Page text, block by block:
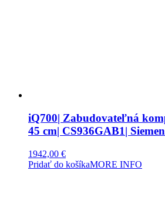
iQ700| Zabudovateľná
45 cm| CS936GAB1|
1942,00 €
Pridať do košíkaMORE INFO